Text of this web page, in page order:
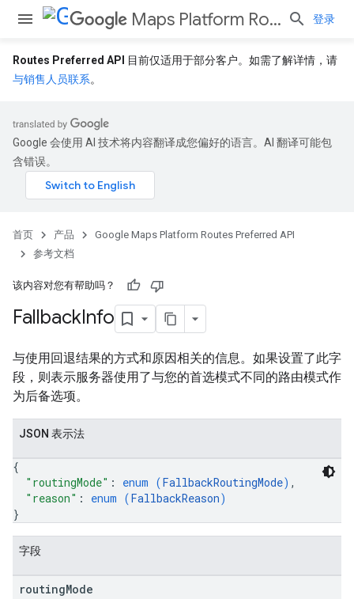
Maps Platform Routes Preferred API 登录
Routes Preferred API
目前仅适用于部分客户。如需了解详情，请
与销售人员联系。
Google 会使用 AI 技术将内容翻译成您偏好的语言。AI 翻译可能包
含错误。
首页 产品
Google Maps Platform Routes Preferred API
参考文档
该内容对您有帮助吗？
FallbackInfo
与使用回退结果的方式和原因相关的信息。如果设置了此字
段，则表示服务器使用了与您的首选模式不同的路由模式作
为后备选项。
JSON 表示法
{
"routingMode" : enum (FallbackRoutingMode) ,
"reason" : enum (FallbackReason)
}
字段
routingMode